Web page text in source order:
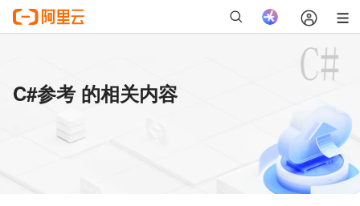
C#参考 的相关内容